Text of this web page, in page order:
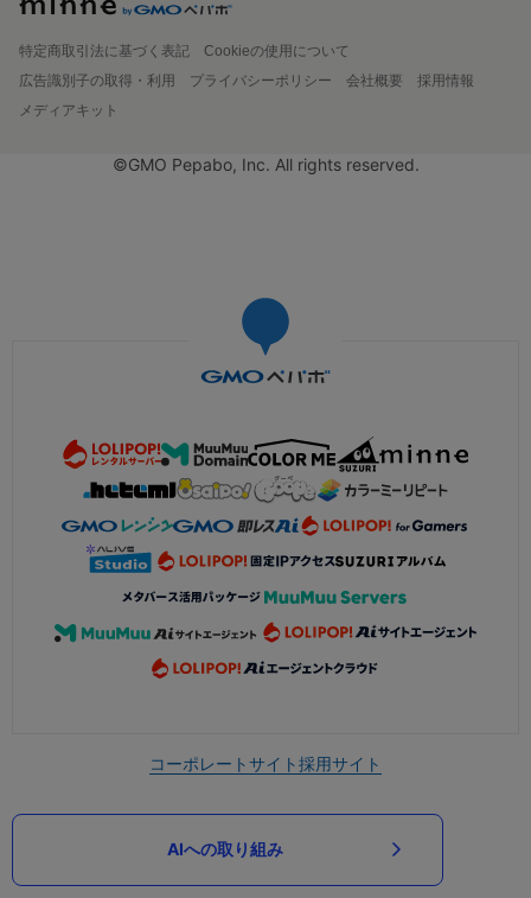
特定商取引法に基づく表記
Cookieの使用について
広告識別子の取得・利用
プライバシーポリシー 会社概要
採用情報
メディアキット
©GMO Pepabo, Inc. All rights reserved.
コーポレートサイト採用サイト
AIへの取り組み